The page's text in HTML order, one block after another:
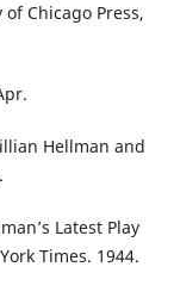
Chicago Press,
Hellman and
Latest Play
Times. 1944.